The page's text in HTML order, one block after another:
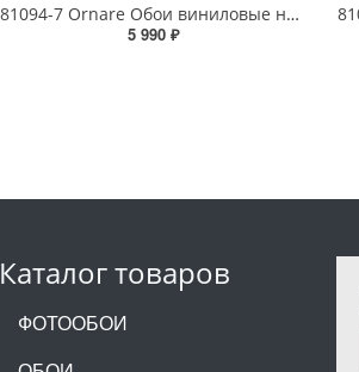
81094-7 Ornare Обои виниловые на бумажной основе 1.06*15.5
5 990 ₽
Каталог товаров
ФОТООБОИ